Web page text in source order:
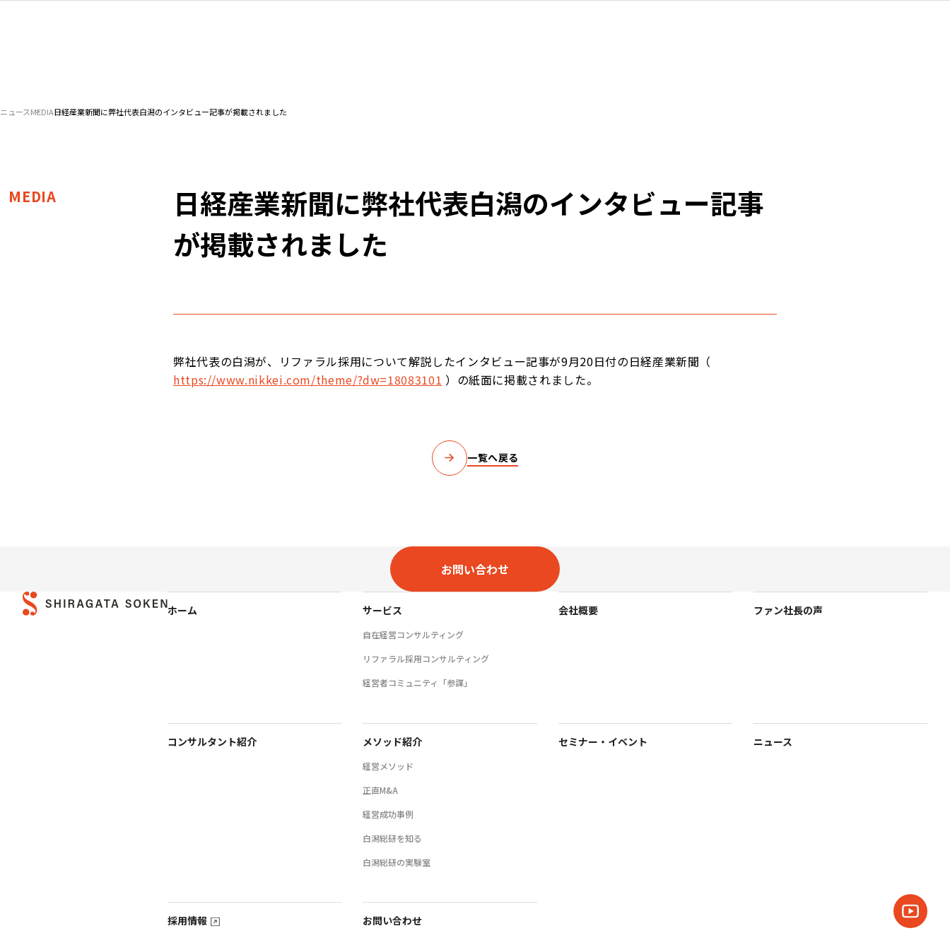
ニュースMEDIA日経産業新聞に弊社代表白潟のインタビュー記事が掲載されました
MEDIA
日経産業新聞に弊社代表白潟のインタビュー記事
が掲載されました
弊社代表の白潟が、リファラル採用について解説したインタビュー記事が9月20日付の日経産業新聞（
https://www.nikkei.com/theme/?dw=18083101 ）の紙面に掲載されました。
一覧へ戻る
お問い合わせ
ホーム サービス
自在経営コンサルティング
リファラル採用コンサルティング
経営者コミュニティ「参謀」
会社概要 ファン社長の声
コンサルタント紹介 メソッド紹介
経営メソッド
正直M&A
経営成功事例
白潟総研を知る
白潟総研の実験室
セミナー・イベント ニュース
採用情報 お問い合わせ